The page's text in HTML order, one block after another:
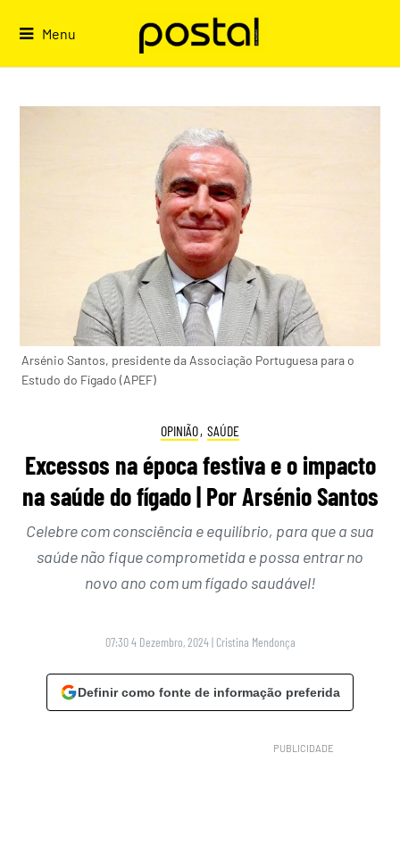
Menu
Arsénio Santos, presidente da Associação Portuguesa para o
Estudo do Fígado (APEF)
OPINIÃO, SAÚDE
Excessos na época festiva e o impacto
na saúde do fígado | Por Arsénio Santos
Celebre com consciência e equilíbrio, para que a sua
saúde não fique comprometida e possa entrar no
novo ano com um fígado saudável!
07:30 4 Dezembro, 2024 | Cristina Mendonça
Definir como fonte de informação preferida